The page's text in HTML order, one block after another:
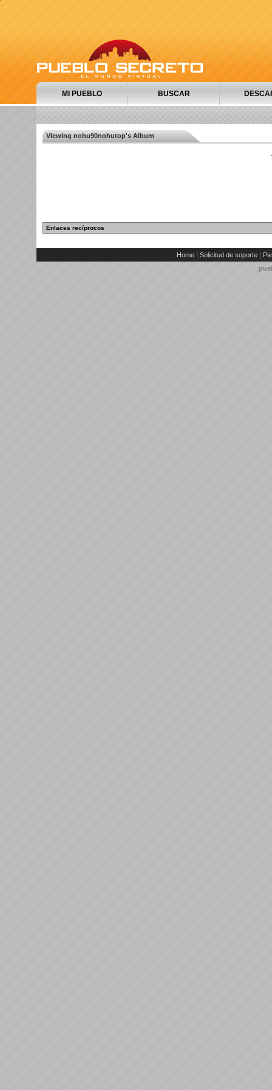
MI PUEBLO BUSCAR
Viewing nohu90nohutop's Album
Enlaces recíprocos
Home Solicitud de soporte